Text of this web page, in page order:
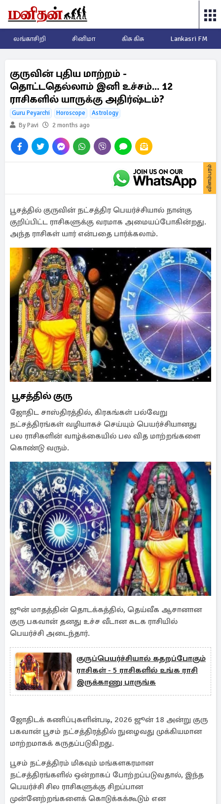
லங்காசிறி சினிமா கிசு கிசு Lankasri FM
குருவின் புதிய மாற்றம் -
தொட்டதெல்லாம் இனி உச்சம்... 12
ராசிகளில் யாருக்கு அதிர்ஷ்டம்?
Guru Peyarchi Horoscope
Astrology
By Pavi
2 months ago
விளம்பரம்
பூசத்தில் குருவின் நட்சத்திர பெயர்ச்சியால் நான்கு
குறிப்பிட்ட ராசிகளுக்கு வரமாக அமையப்போகின்றது.
அந்த ராசிகள் யார் என்பதை பார்க்கலாம்.
பூசத்தில் குரு
ஜோதிட சாஸ்திரத்தில், கிரகங்கள் பல்வேறு
நட்சத்திரங்கள் வழியாகச் செய்யும் பெயர்ச்சியானது
பல ராசிகளின் வாழ்க்கையில் பல வித மாற்றங்களை
கொண்டு வரும்.
ஜூன் மாதத்தின் தொடக்கத்தில், தெய்வீக ஆசானான
குரு பகவான் தனது உச்ச வீடான கடக ராசியில்
பெயர்ச்சி அடைந்தார்.
குருப்பெயர்ச்சியால் கதறப்போகும்
ராசிகள் - 5 ராசிகளில் உங்க ராசி
இருக்காணு பாருங்க
ஜோதிடக் கணிப்புகளின்படி, 2026 ஜூன் 18 அன்று குரு
பகவான் பூசம் நட்சத்திரத்தில் நுழைவது முக்கியமான
மாற்றமாகக் கருதப்படுகிறது.
பூசம் நட்சத்திரம் மிகவும் மங்களகரமான
நட்சத்திரங்களில் ஒன்றாகப் போற்றப்படுவதால், இந்த
பெயர்ச்சி சில ராசிகளுக்கு சிறப்பான
முன்னேற்றங்களைக் கொடுக்கக்கூடும் என